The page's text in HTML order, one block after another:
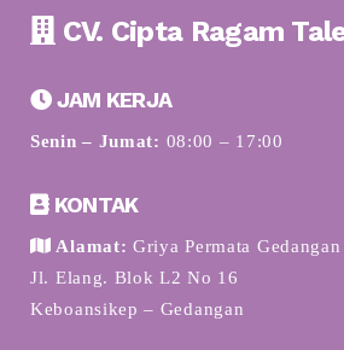
CV. Cipta Ragam
JAM KERJA
Senin – Jumat: 08:00 – 17:00
KONTAK
Alamat: Griya Permata
Jl. Elang. Blok L2 No 16
Keboansikep – Gedangan